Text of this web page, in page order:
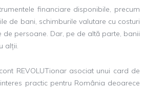
financiare disponibile, precum
de bani, schimburile valutare cu costuri
persoane. Dar, pe de altă parte, banii
alții.
REVOLUTionar asociat unui card de
practic pentru România deoarece